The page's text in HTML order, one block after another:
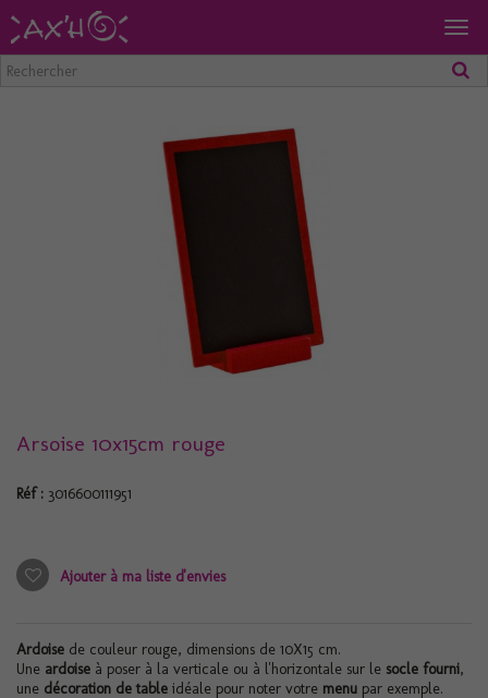
Arsoise 10x15cm rouge
Réf : 3016600111951
Ajouter à ma liste d'envies
Ardoise de couleur rouge, dimensions de 10X15 cm.
Une ardoise à poser à la verticale ou à l'horizontale sur le socle fourni,
une décoration de table idéale pour noter votre menu par exemple.